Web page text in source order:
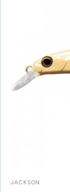
JACKSON